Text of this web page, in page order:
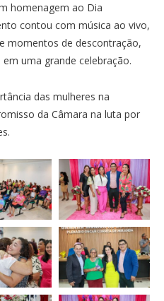
homenagem ao Dia
contou com música ao vivo,
momentos de descontração,
uma grande celebração.
das mulheres na
da Câmara na luta por